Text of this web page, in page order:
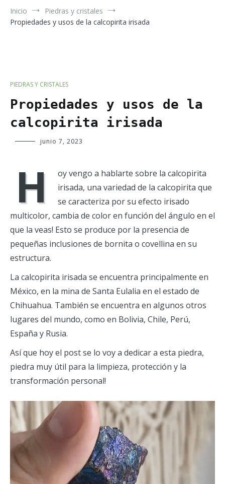
Inicio
Piedras y cristales
Propiedades y usos de la calcopirita irisada
PIEDRAS Y CRISTALES
Propiedades y usos de la
calcopirita irisada
Verde
junio 7, 2023
H
oy vengo a hablarte sobre la calcopirita
irisada, una variedad de la calcopirita que
se caracteriza por su efecto irisado
multicolor, cambia de color en función del ángulo en el
que la veas! Esto se produce por la presencia de
pequeñas inclusiones de bornita o covellina en su
estructura.
La calcopirita irisada se encuentra principalmente en
México, en la mina de Santa Eulalia en el estado de
Chihuahua. También se encuentra en algunos otros
lugares del mundo, como en Bolivia, Chile, Perú,
España y Rusia.
Así que hoy el post se lo voy a dedicar a esta piedra,
piedra muy útil para la limpieza, protección y la
transformación personal!